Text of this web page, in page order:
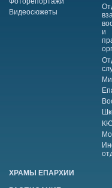
Видеосюжеты
и
ХРАМЫ ЕПАРХИИ